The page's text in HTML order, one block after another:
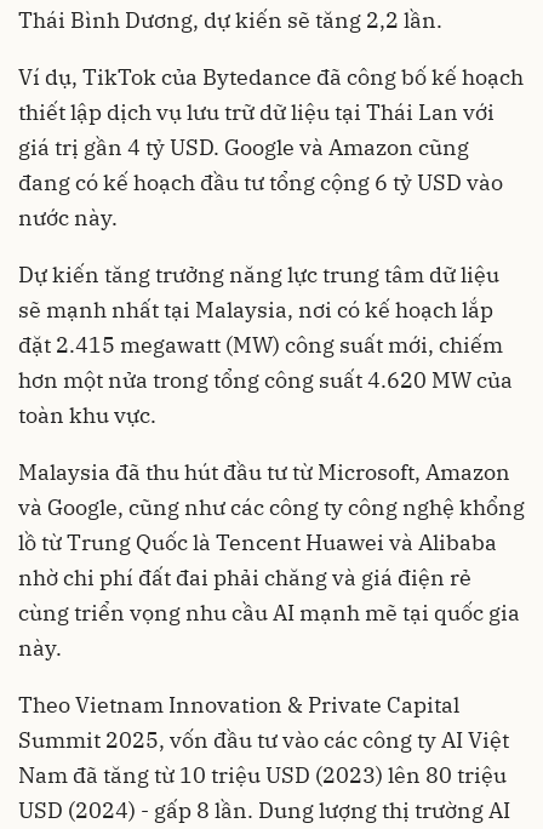
Thái Bình Dương, dự kiến ​​sẽ tăng 2,2 lần.
Ví dụ, TikTok của Bytedance đã công bố kế hoạch
thiết lập dịch vụ lưu trữ dữ liệu tại Thái Lan với
giá trị gần 4 tỷ USD. Google và Amazon cũng
đang có kế hoạch đầu tư tổng cộng 6 tỷ USD vào
nước này.
Dự kiến ​​tăng trưởng năng lực trung tâm dữ liệu
sẽ mạnh nhất tại Malaysia, nơi có kế hoạch lắp
đặt 2.415 megawatt (MW) công suất mới, chiếm
hơn một nửa trong tổng công suất 4.620 MW của
toàn khu vực.
Malaysia đã thu hút đầu tư từ Microsoft, Amazon
và Google, cũng như các công ty công nghệ khổng
lồ từ Trung Quốc là Tencent Huawei và Alibaba
nhờ chi phí đất đai phải chăng và giá điện rẻ
cùng triển vọng nhu cầu AI mạnh mẽ tại quốc gia
này.
Theo Vietnam Innovation & Private Capital
Summit 2025, vốn đầu tư vào các công ty AI Việt
Nam đã tăng từ 10 triệu USD (2023) lên 80 triệu
USD (2024) - gấp 8 lần. Dung lượng thị trường AI